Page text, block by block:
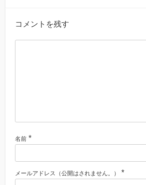
コメントを残す
名前 *
メールアドレス（公開はされません。） *